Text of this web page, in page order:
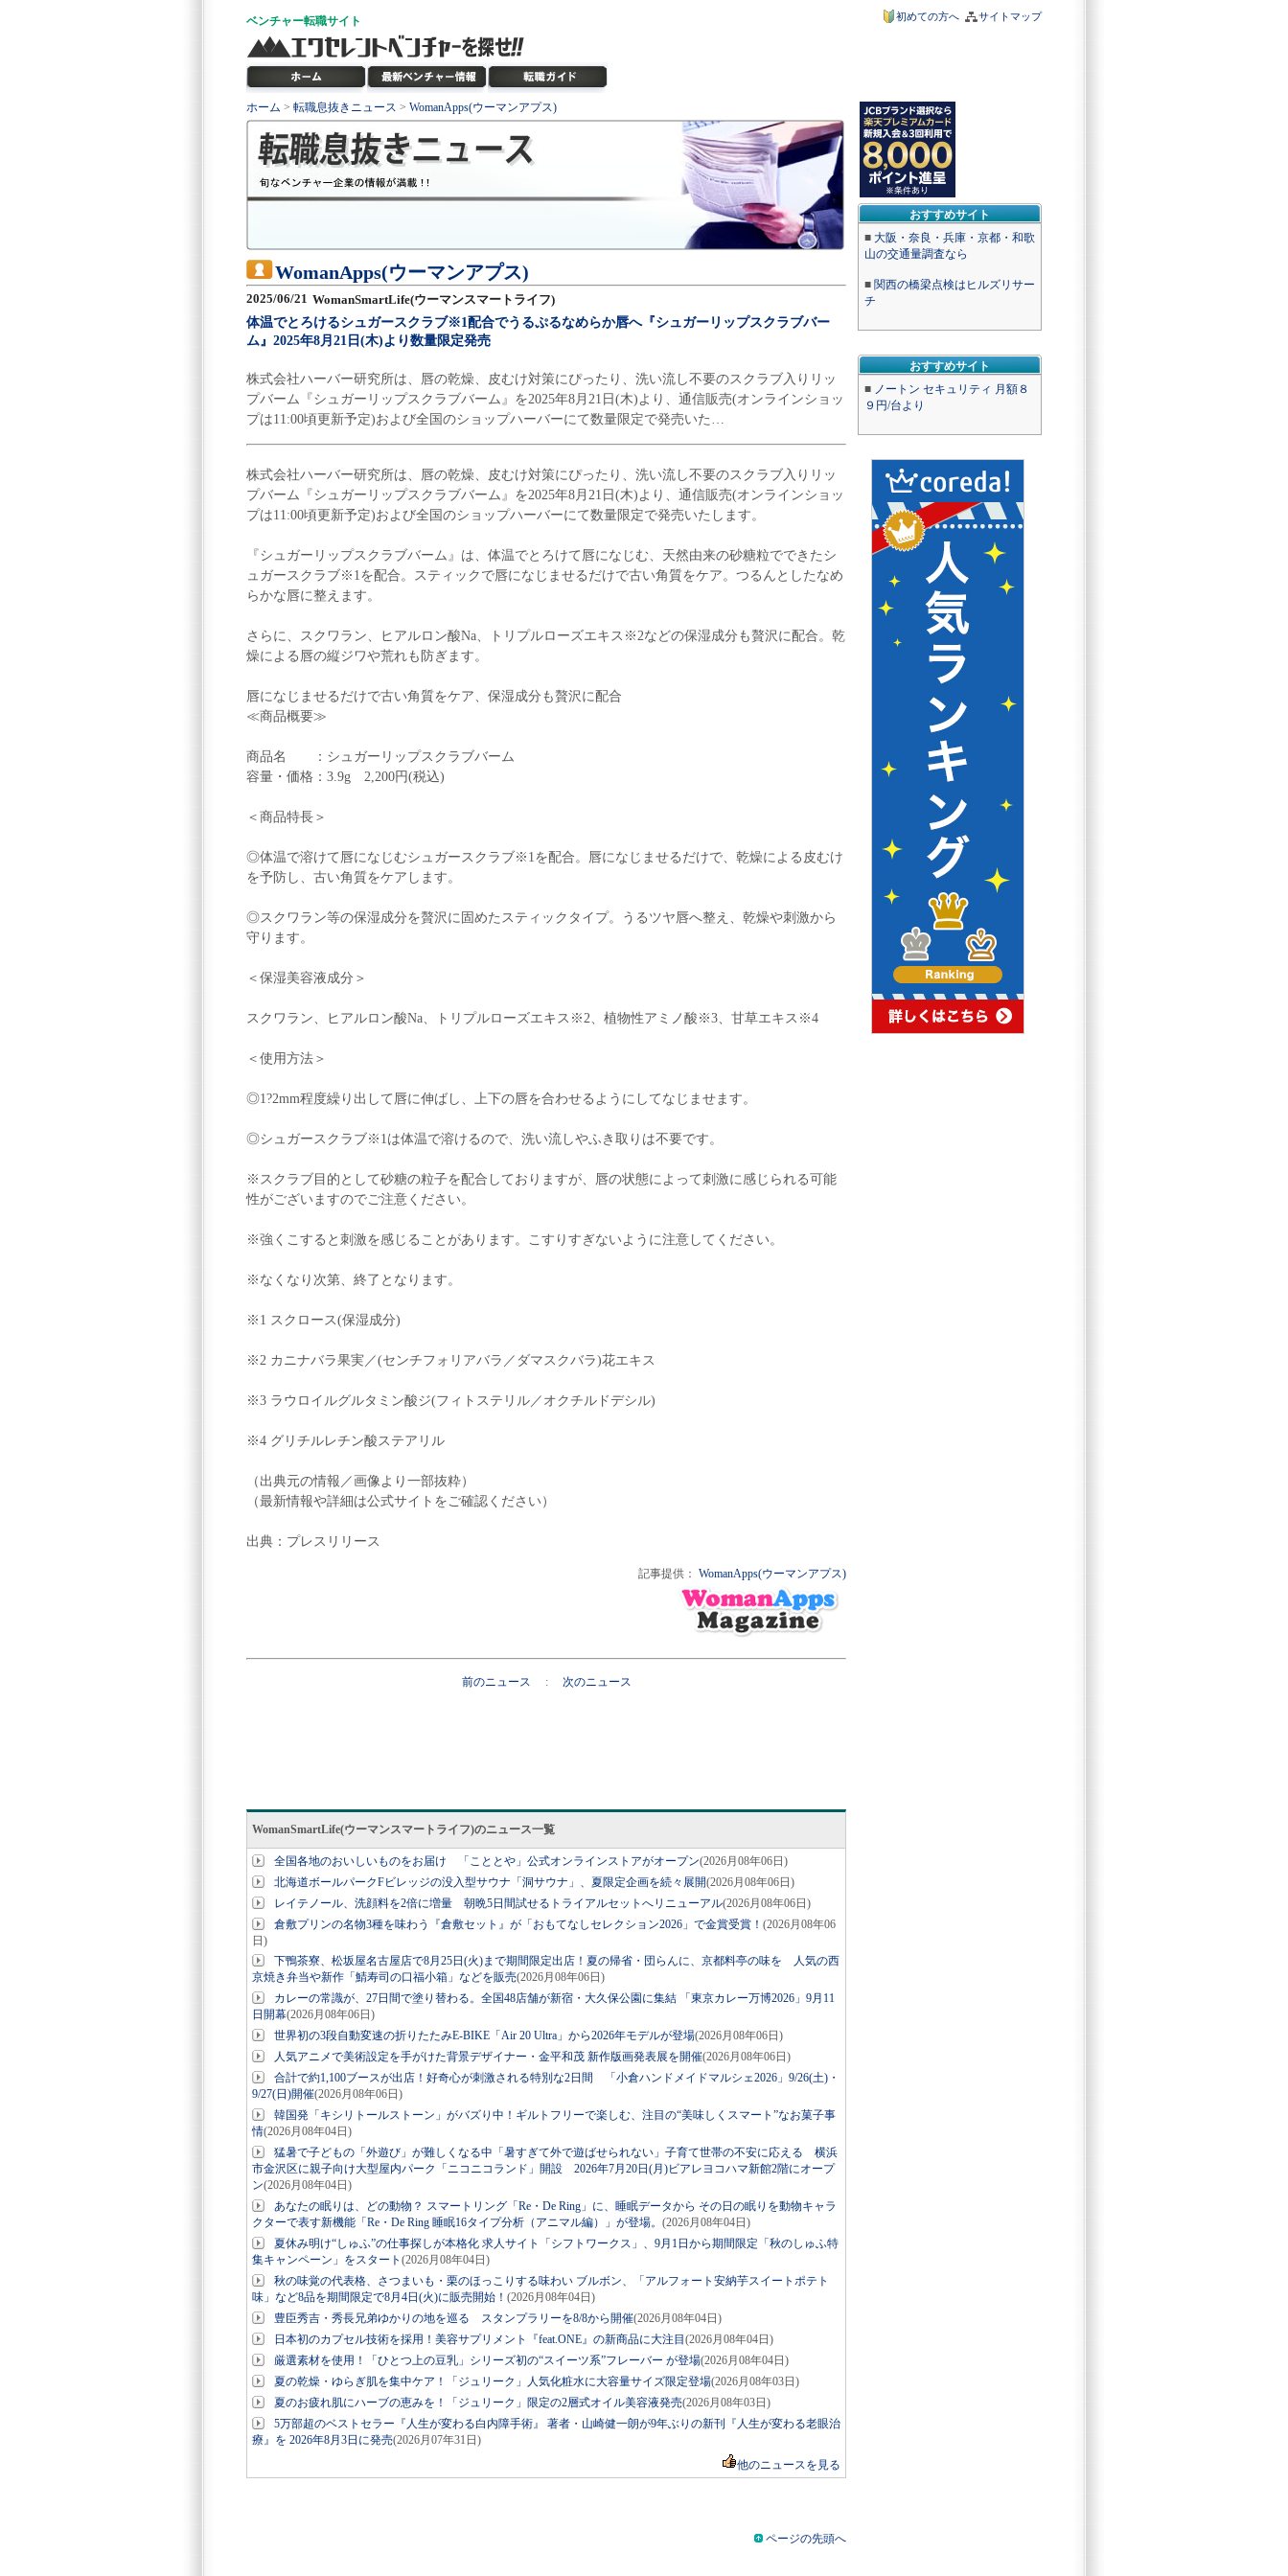
ベンチャー転職サイト サイトマップ
初めての方へ
おすすめサイト
■ 大阪・奈良・兵庫・京都・和歌
山の交通量調査なら
■ 関西の橋梁点検はヒルズリサー
チ
おすすめサイト
■ ノートン セキュリティ 月額８
９円/台より
ホーム > 転職息抜きニュース > WomanApps(ウーマンアプス)
WomanApps(ウーマンアプス)
2025/06/21 WomanSmartLife(ウーマンスマートライフ)
体温でとろけるシュガースクラブ※1配合でうるぷるなめらか唇へ『シュガーリップスクラブバー
ム』2025年8月21日(木)より数量限定発売
株式会社ハーバー研究所は、唇の乾燥、皮むけ対策にぴったり、洗い流し不要のスクラブ入りリッ
プバーム『シュガーリップスクラブバーム』を2025年8月21日(木)より、通信販売(オンラインショッ
プは11:00頃更新予定)および全国のショップハーバーにて数量限定で発売いた…
株式会社ハーバー研究所は、唇の乾燥、皮むけ対策にぴったり、洗い流し不要のスクラブ入りリッ
プバーム『シュガーリップスクラブバーム』を2025年8月21日(木)より、通信販売(オンラインショッ
プは11:00頃更新予定)および全国のショップハーバーにて数量限定で発売いたします。
『シュガーリップスクラブバーム』は、体温でとろけて唇になじむ、天然由来の砂糖粒でできたシ
ュガースクラブ※1を配合。スティックで唇になじませるだけで古い角質をケア。つるんとしたなめ
らかな唇に整えます。
さらに、スクワラン、ヒアルロン酸Na、トリプルローズエキス※2などの保湿成分も贅沢に配合。乾
燥による唇の縦ジワや荒れも防ぎます。
唇になじませるだけで古い角質をケア、保湿成分も贅沢に配合
≪商品概要≫
商品名 ：シュガーリップスクラブバーム
容量・価格：3.9g 2,200円(税込)
＜商品特長＞
◎体温で溶けて唇になじむシュガースクラブ※1を配合。唇になじませるだけで、乾燥による皮むけ
を予防し、古い角質をケアします。
◎スクワラン等の保湿成分を贅沢に固めたスティックタイプ。うるツヤ唇へ整え、乾燥や刺激から
守ります。
＜保湿美容液成分＞
スクワラン、ヒアルロン酸Na、トリプルローズエキス※2、植物性アミノ酸※3、甘草エキス※4
＜使用方法＞
◎1?2mm程度繰り出して唇に伸ばし、上下の唇を合わせるようにしてなじませます。
◎シュガースクラブ※1は体温で溶けるので、洗い流しやふき取りは不要です。
※スクラブ目的として砂糖の粒子を配合しておりますが、唇の状態によって刺激に感じられる可能
性がございますのでご注意ください。
※強くこすると刺激を感じることがあります。こすりすぎないように注意してください。
※なくなり次第、終了となります。
※1 スクロース(保湿成分)
※2 カニナバラ果実／(センチフォリアバラ／ダマスクバラ)花エキス
※3 ラウロイルグルタミン酸ジ(フィトステリル／オクチルドデシル)
※4 グリチルレチン酸ステアリル
（出典元の情報／画像より一部抜粋）
（最新情報や詳細は公式サイトをご確認ください）
出典：プレスリリース
記事提供： WomanApps(ウーマンアプス)
前のニュース : 次のニュース
WomanSmartLife(ウーマンスマートライフ)のニュース一覧
全国各地のおいしいものをお届け 「こととや」公式オンラインストアがオープン(2026月08年06日)
北海道ボールパークFビレッジの没入型サウナ「洞サウナ」、夏限定企画を続々展開(2026月08年06日)
レイテノール、洗顔料を2倍に増量 朝晩5日間試せるトライアルセットへリニューアル(2026月08年06日)
倉敷プリンの名物3種を味わう『倉敷セット』が「おもてなしセレクション2026」で金賞受賞！ (2026月08年06
日)
下鴨茶寮、松坂屋名古屋店で8月25日(火)まで期間限定出店！夏の帰省・団らんに、京都料亭の味を 人気の西
京焼き弁当や新作「鯖寿司の口福小箱」などを販売(2026月08年06日)
カレーの常識が、27日間で塗り替わる。全国48店舗が新宿・大久保公園に集結 「東京カレー万博2026」9月11
日開幕(2026月08年06日)
世界初の3段自動変速の折りたたみE-BIKE「Air 20 Ultra」から2026年モデルが登場(2026月08年06日)
人気アニメで美術設定を手がけた背景デザイナー・金平和茂 新作版画発表展を開催(2026月08年06日)
合計で約1,100ブースが出店！好奇心が刺激される特別な2日間 「小倉ハンドメイドマルシェ2026」9/26(土)・
9/27(日)開催(2026月08年06日)
韓国発「キシリトールストーン」がバズり中！ギルトフリーで楽しむ、注目の“美味しくスマート”なお菓子事
情(2026月08年04日)
猛暑で子どもの「外遊び」が難しくなる中「暑すぎて外で遊ばせられない」子育て世帯の不安に応える 横浜
市金沢区に親子向け大型屋内パーク「ニコニコランド」開設 2026年7月20日(月)ビアレヨコハマ新館2階にオープ
ン(2026月08年04日)
あなたの眠りは、どの動物？ スマートリング「Re・De Ring」に、睡眠データから その日の眠りを動物キャラ
クターで表す新機能「Re・De Ring 睡眠16タイプ分析（アニマル編）」が登場。 (2026月08年04日)
夏休み明け“しゅふ”の仕事探しが本格化 求人サイト「シフトワークス」、9月1日から期間限定「秋のしゅふ特
集キャンペーン」をスタート (2026月08年04日)
秋の味覚の代表格、さつまいも・栗のほっこりする味わい ブルボン、「アルフォート安納芋スイートポテト
味」など8品を期間限定で8月4日(火)に販売開始！ (2026月08年04日)
豊臣秀吉・秀長兄弟ゆかりの地を巡る スタンプラリーを8/8から開催(2026月08年04日)
日本初のカプセル技術を採用！美容サプリメント『feat.ONE』の新商品に大注目 (2026月08年04日)
厳選素材を使用！「ひとつ上の豆乳」シリーズ初の“スイーツ系”フレーバー が登場(2026月08年04日)
夏の乾燥・ゆらぎ肌を集中ケア！「ジュリーク」人気化粧水に大容量サイズ限定登場(2026月08年03日)
夏のお疲れ肌にハーブの恵みを！「ジュリーク」限定の2層式オイル美容液発売(2026月08年03日)
5万部超のベストセラー『人生が変わる白内障手術』 著者・山崎健一朗が9年ぶりの新刊『人生が変わる老眼治
療』を 2026年8月3日に発売(2026月07年31日)
他のニュースを見る
ページの先頭へ